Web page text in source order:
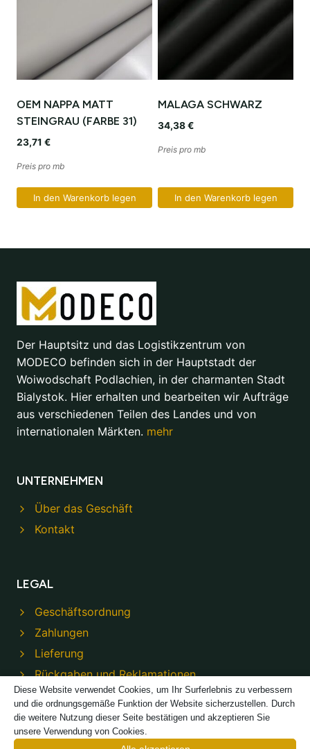
OEM NAPPA MATT
STEINGRAU (FARBE 31)
23,71 €
Preis pro mb
In den Warenkorb legen
MALAGA SCHWARZ
34,38€
Preis pro mb
In den Warenkorb legen
Der Hauptsitz und das Logistikzentrum von
MODECO befinden sich in der Hauptstadt der
Woiwodschaft Podlachien, in der charmanten Stadt
Bialystok. Hier erhalten und bearbeiten wir Aufträge
aus verschiedenen Teilen des Landes und von
internationalen Märkten. mehr
UNTERNEHMEN
Über das Geschäft
Kontakt
LEGAL
Geschäftsordnung
Zahlungen
Lieferung
Rückgaben und Reklamationen
Datenschutzbestimmungen
Diese Website verwendet Cookies, um Ihr Surferlebnis zu verbessern
und die ordnungsgemäße Funktion der Website sicherzustellen. Durch
die weitere Nutzung dieser Seite bestätigen und akzeptieren Sie
unsere Verwendung von Cookies.